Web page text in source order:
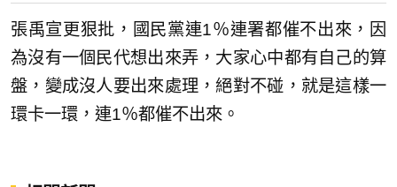
張禹宣更狠批，國民黨連1％連署都催不出來，因
為沒有一個民代想出來弄，大家心中都有自己的算
盤，變成沒人要出來處理，絕對不碰，就是這樣一
環卡一環，連1％都催不出來。